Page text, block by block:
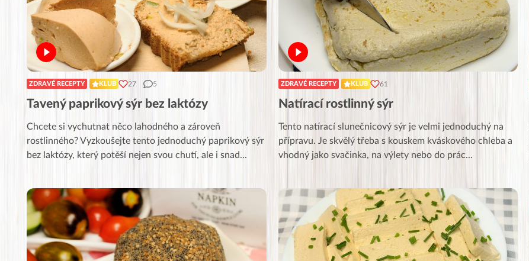
ZDRAVÉ RECEPTY KLUB 27 5
Tavený paprikový sýr bez laktózy
Chcete si vychutnat něco lahodného a zároveň
rostlinného? Vyzkoušejte tento jednoduchý paprikový sýr
bez laktózy, který potěší nejen svou chutí, ale i snad...
ZDRAVÉ RECEPTY KLUB 61
Natírací rostlinný sýr
Tento natírací slunečnicový sýr je velmi jednoduchý na
přípravu. Je skvělý třeba s kouskem kváskového chleba a
vhodný jako svačinka, na výlety nebo do prác...